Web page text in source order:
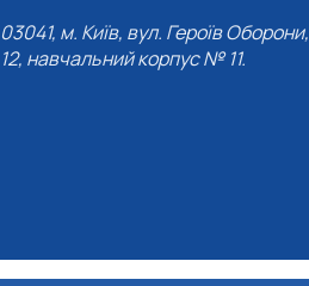
03041, м. Київ, вул. Героїв Оборони,
12, навчальний корпус № 11.